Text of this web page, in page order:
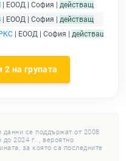
| ЕООД | София | действащ
| ЕООД | София | действащ
| ЕООД | София | действащ
2 на групата
данни се поддържат от 2008
2024 г. , вероятно
за която са последните